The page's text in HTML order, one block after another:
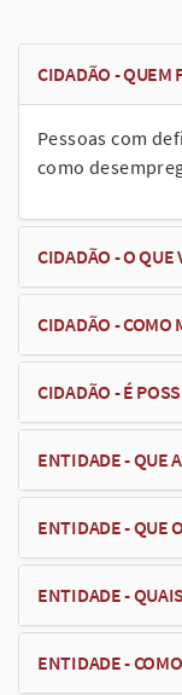
CIDADÃO - QUEM
Pessoas com
como
CIDADÃO - O QUE
CIDADÃO - COMO
CIDADÃO - É
ENTIDADE - QUE
ENTIDADE - QUE
ENTIDADE -
ENTIDADE -